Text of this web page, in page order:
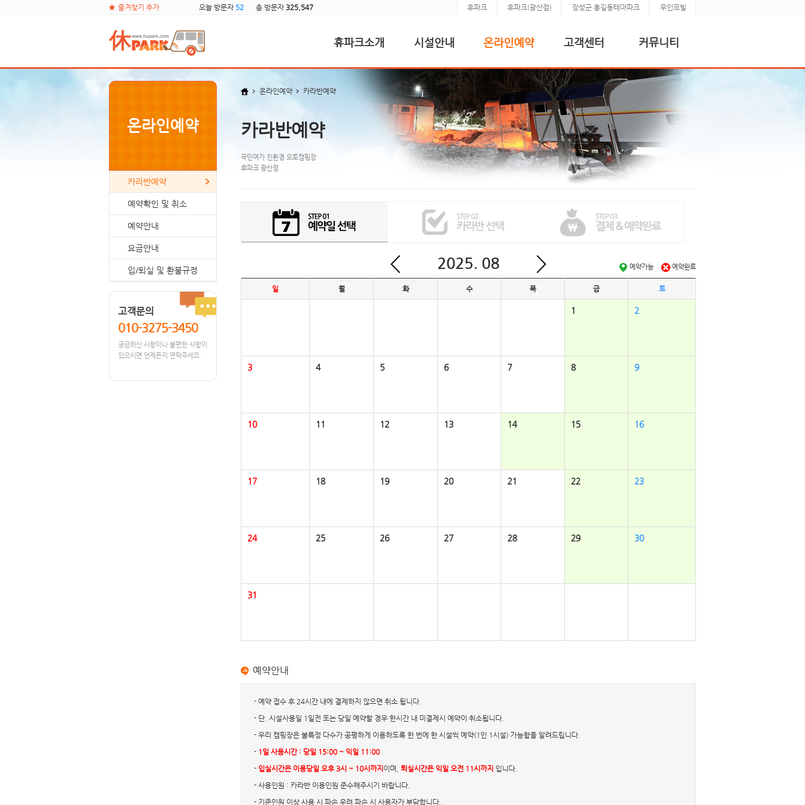
즐겨찾기 추가 휴파크 휴파크(광산점) 장성군 홍길동테마파크 우인모빌
오늘 방문자 52 총 방문자 325,547
휴파크소개 시설안내 온라인예약 고객센터 커뮤니티
온라인예약
카라반예약
예약확인 및 취소
예약안내
요금안내
입/퇴실 및 환불규정
고객문의
010-3275-3450
궁금하신 사항이나 불편한 사항이
있으시면 언제든지 연락주세요.
온라인예약 카라반예약
카라반예약
국민여가 친환경 오토캠핑장
휴파크 광산점
2025. 08 예약가능 예약완료
일 월 화 수 목 금 토
1 2
3 4 5 6 7 8 9
10 11 12 13 14 15 16
17 18 19 20 21 22 23
24 25 26 27 28 29 30
31
예약안내
- 예약 접수 후 24시간 내에 결제하지 않으면 취소 됩니다.
- 단. 시설사용일 1일전 또는 당일 예약할 경우 한시간 내 미결제시 예약이 취소됩니다.
- 우리 캠핑장은 불특정 다수가 공평하게 이용하도록 한 번에 한 시설씩 예약(1인 1시설) 가능함을 알려드립니다.
- 1일 사용시간 : 당일 15:00 ~ 익일 11:00
- 입실시간은 이용당일 오후 3시 ~ 10시까지 이며, 퇴실시간은 익일 오전 11시까지 입니다.
- 사용인원 : 카라반 이용인원 준수해주시기 바랍니다.
- 기준인원 이상 사용 시 파손 우려 파손 시 사용자가 부담합니다.